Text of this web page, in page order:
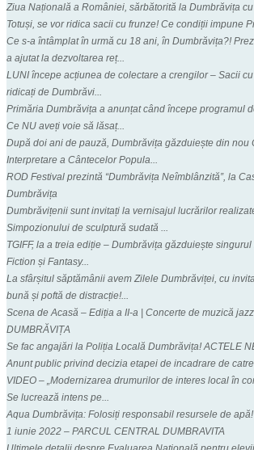
Ziua Națională a României, sărbătorită la Dumbrăvița
Totuși, se vor ridica sacii cu frunze! Ce condiții impune
Ce s-a întâmplat în urmă cu 18 ani, în Dumbrăvița?!
a ajutat la dezvoltarea reț...
LUNI începe acțiunea de colectare a crengilor – Sacii
ridicați de Dumbrăvi...
Primăria Dumbrăvița a anunțat când începe programul
Ce NU aveți voie să lăsaț...
După doi ani de pauză, Dumbrăvița găzduiește din nou
Interpretare a Cântecelor Popula...
ROD Festival prezintă “Dumbrăvița Neîmblânzită”, la
Dumbrăvița
Dumbrăvițenii sunt invitați la vernisajul lucrărilor
Simpozionului de sculptură sudată ...
TGIFF, la a treia ediție – Dumbrăvița găzduiește
Fiction și Fantasy...
La sfârșitul săptămânii avem Zilele Dumbrăviței, cu
bună și poftă de distracție!...
Scena de Acasă – Ediția a II-a | Concerte de muzică
DUMBRĂVIȚA
Se fac angajări la Poliția Locală Dumbrăvița! ACTELE
Anunt public privind decizia etapei de incadrare de
VIDEO – „Modernizarea drumurilor de interes local în
Se lucrează intens pe...
Aqua Dumbrăvița: Folosiți responsabil resursele de apă!
1 iunie 2022 – PARCUL CENTRAL DUMBRAVITA